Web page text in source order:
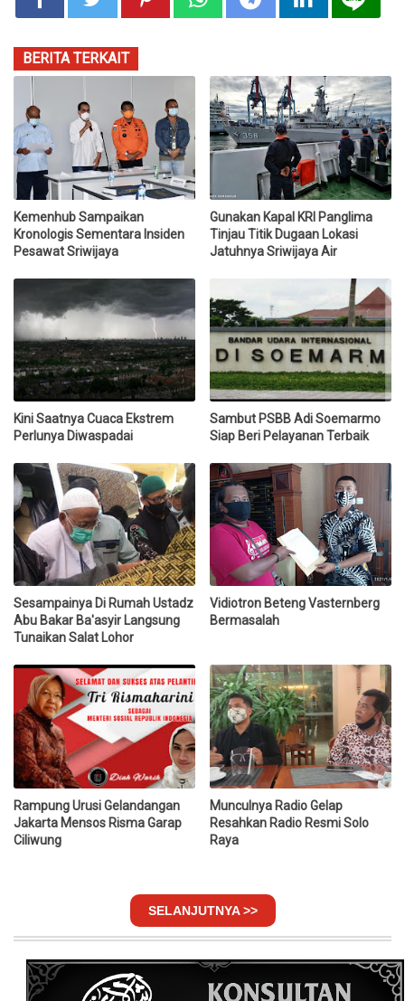
BERITA TERKAIT
Kemenhub Sampaikan
Kronologis Sementara Insiden
Pesawat Sriwijaya
Gunakan Kapal KRI Panglima
Tinjau Titik Dugaan Lokasi
Jatuhnya Sriwijaya Air
Kini Saatnya Cuaca Ekstrem
Perlunya Diwaspadai
Sambut PSBB Adi Soemarmo
Siap Beri Pelayanan Terbaik
Sesampainya Di Rumah Ustadz
Abu Bakar Ba'asyir Langsung
Tunaikan Salat Lohor
Vidiotron Beteng Vasternberg
Bermasalah
Rampung Urusi Gelandangan
Jakarta Mensos Risma Garap
Ciliwung
Munculnya Radio Gelap
Resahkan Radio Resmi Solo
Raya
SELANJUTNYA >>